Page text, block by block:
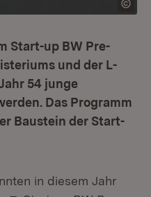
Start-up BW Pre-
und der L-
54 junge
Das Programm
Baustein der Start-
in diesem Jahr